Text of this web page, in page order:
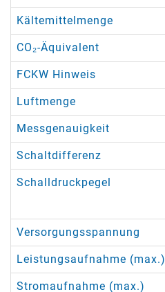
Kältemittelmenge
CO₂-Äquivalent
FCKW Hinweis
Luftmenge
Messgenauigkeit
Schaltdifferenz
Schalldruckpegel
Versorgungsspannung
Leistungsaufnahme (max.)
Stromaufnahme (max.)